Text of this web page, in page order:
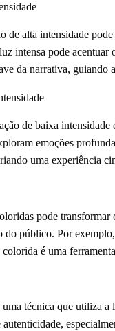
de alta intensidade
intensa pode
da narrativa, guiando
de baixa
emoções
uma experiência
pode transformar
do público. Por
é uma
técnica que utiliza a
autenticidade,